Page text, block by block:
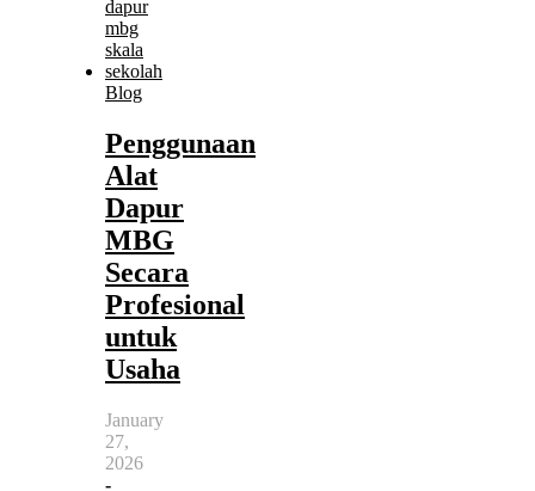
Blog
Penggunaan
Alat
Dapur
MBG
Secara
Profesional
untuk
Usaha
January
27,
2026
-